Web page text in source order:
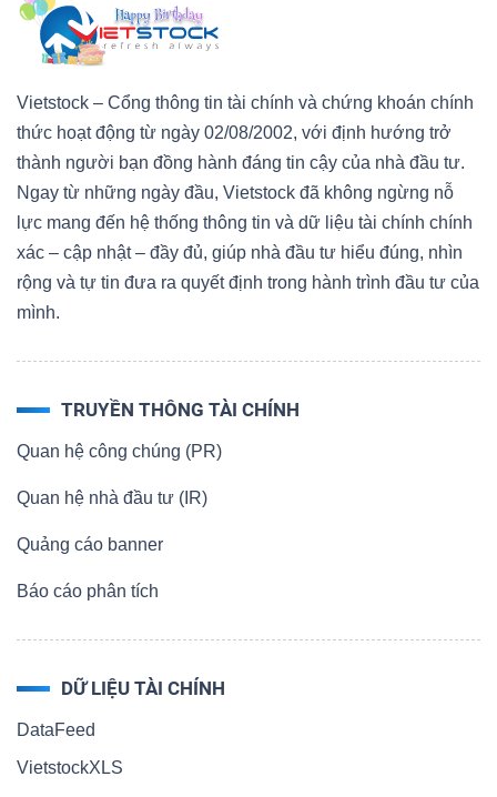
Vietstock – Cổng thông tin tài chính và chứng khoán chính
thức hoạt động từ ngày 02/08/2002, với định hướng trở
thành người bạn đồng hành đáng tin cậy của nhà đầu tư.
Ngay từ những ngày đầu, Vietstock đã không ngừng nỗ
lực mang đến hệ thống thông tin và dữ liệu tài chính chính
xác – cập nhật – đầy đủ, giúp nhà đầu tư hiểu đúng, nhìn
rộng và tự tin đưa ra quyết định trong hành trình đầu tư của
mình.
TRUYỀN THÔNG TÀI CHÍNH
Quan hệ công chúng (PR)
Quan hệ nhà đầu tư (IR)
Quảng cáo banner
Báo cáo phân tích
DỮ LIỆU TÀI CHÍNH
DataFeed
VietstockXLS
Truyền
thông
tài
chính
tài
chính